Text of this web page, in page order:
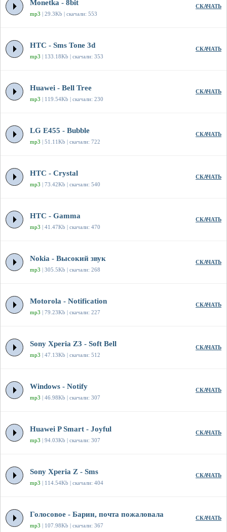
Monetka - 8bit
mp3 | 29.3Kb | скачали: 553
СКАЧАТЬ
HTC - Sms Tone 3d
mp3 | 133.18Kb | скачали: 353
СКАЧАТЬ
Huawei - Bell Tree
mp3 | 119.54Kb | скачали: 230
СКАЧАТЬ
LG E455 - Bubble
mp3 | 51.11Kb | скачали: 722
СКАЧАТЬ
HTC - Crystal
mp3 | 73.42Kb | скачали: 540
СКАЧАТЬ
HTC - Gamma
mp3 | 41.47Kb | скачали: 470
СКАЧАТЬ
Nokia - Высокий звук
mp3 | 305.5Kb | скачали: 268
СКАЧАТЬ
Motorola - Notification
mp3 | 79.23Kb | скачали: 227
СКАЧАТЬ
Sony Xperia Z3 - Soft Bell
mp3 | 47.13Kb | скачали: 512
СКАЧАТЬ
Windows - Notify
mp3 | 46.98Kb | скачали: 307
СКАЧАТЬ
Huawei P Smart - Joyful
mp3 | 94.03Kb | скачали: 307
СКАЧАТЬ
Sony Xperia Z - Sms
mp3 | 114.54Kb | скачали: 404
СКАЧАТЬ
Голосовое - Барин, почта пожаловала
mp3 | 107.98Kb | скачали: 367
СКАЧАТЬ